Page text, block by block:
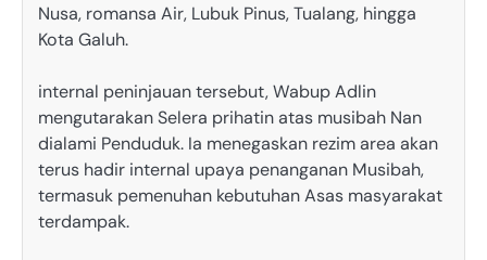
Nusa, romansa Air, Lubuk Pinus, Tualang, hingga
Kota Galuh.
internal peninjauan tersebut, Wabup Adlin
mengutarakan Selera prihatin atas musibah Nan
dialami Penduduk. Ia menegaskan rezim area akan
terus hadir internal upaya penanganan Musibah,
termasuk pemenuhan kebutuhan Asas masyarakat
terdampak.